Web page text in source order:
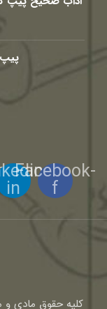
Facebook-
f
in
كليه حقوق مادی و